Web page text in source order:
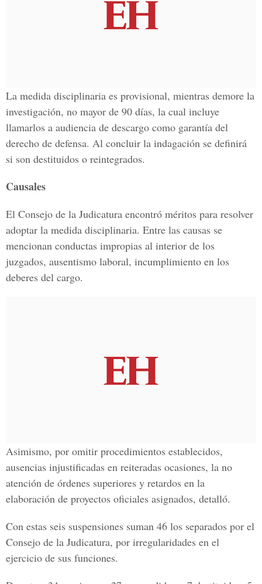
La medida disciplinaria es provisional, mientras demore la
investigación, no mayor de 90 días, la cual incluye
llamarlos a audiencia de descargo como garantía del
derecho de defensa. Al concluir la indagación se definirá
si son destituidos o reintegrados.
Causales
El Consejo de la Judicatura encontró méritos para resolver
adoptar la medida disciplinaria. Entre las causas se
mencionan conductas impropias al interior de los
juzgados, ausentismo laboral, incumplimiento en los
deberes del cargo.
Asimismo, por omitir procedimientos establecidos,
ausencias injustificadas en reiteradas ocasiones, la no
atención de órdenes superiores y retardos en la
elaboración de proyectos oficiales asignados, detalló.
Con estas seis suspensiones suman 46 los separados por el
Consejo de la Judicatura, por irregularidades en el
ejercicio de sus funciones.